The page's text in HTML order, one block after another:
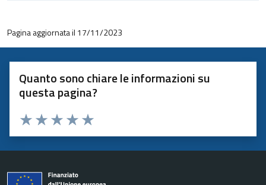
Pagina aggiornata il 17/11/2023
Quanto sono chiare le informazioni su
questa pagina?
Valuta 5 stelle su 5
Valuta 4 stelle su 5
Valuta 3 stelle su 5
Valuta 2 stelle su 5
Valuta 1 stelle su 5